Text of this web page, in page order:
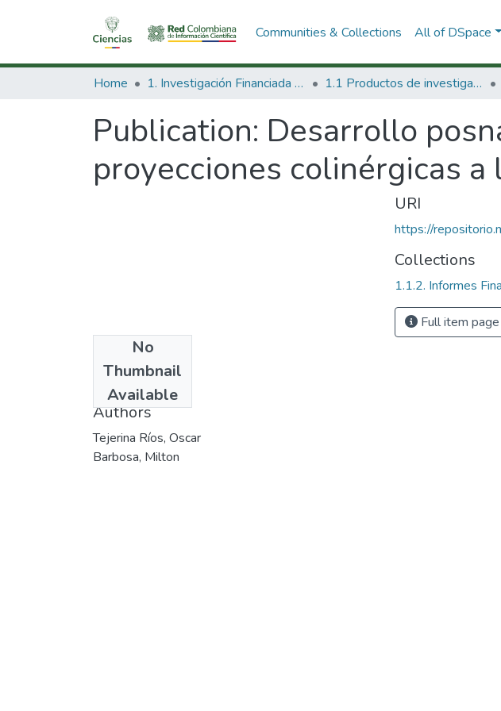
Communities & Collections All of DSpace
Home 1. Investigación Financiada con Recursos Públicos 1.1 Productos de investigación
Publication: Desarrollo
proyecciones colinérgicas
No
Thumbnail
Available
2002
Authors
Tejerina Ríos, Oscar
Barbosa, Milton
URI
https://
Collections
1.1.2. Informes
Full item page